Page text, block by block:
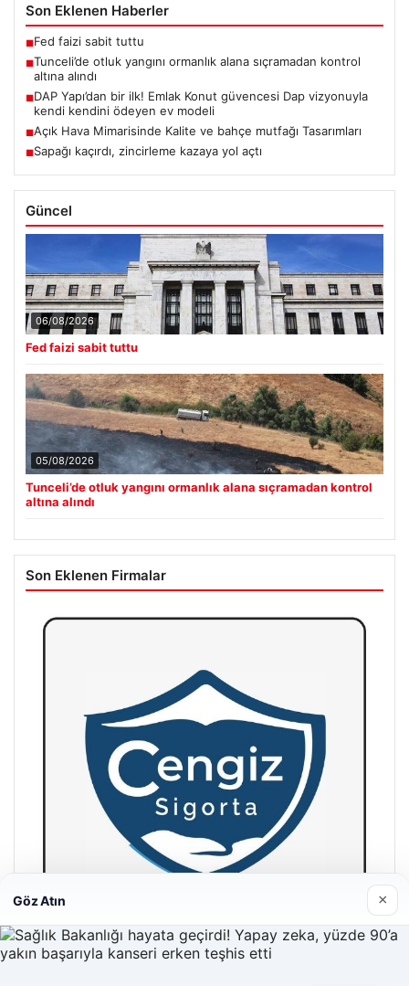
Son Eklenen Haberler
■Fed faizi sabit tuttu
■Tunceli’de otluk yangını ormanlık alana sıçramadan kontrol
altına alındı
■DAP Yapı’dan bir ilk! Emlak Konut güvencesi Dap vizyonuyla
kendi kendini ödeyen ev modeli
■Açık Hava Mimarisinde Kalite ve bahçe mutfağı Tasarımları
■Sapağı kaçırdı, zincirleme kazaya yol açtı
Güncel
06/08/2026
Fed faizi sabit tuttu
05/08/2026
Tunceli’de otluk yangını ormanlık alana sıçramadan kontrol
altına alındı
Son Eklenen Firmalar
Göz Atın ×